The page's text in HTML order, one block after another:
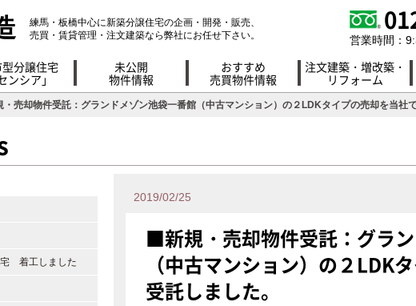
練馬・板橋中心に新築分譲住宅の企画・開発・販売、
売買・賃貸管理・注文建築なら弊社にお任せ下さい。
営業時間：
分譲住宅
ンシア」
未公開
物件情報
おすすめ
売買物件情報
注文建築・増改築・
リフォーム
・売却物件受託：グランドメゾン池袋一番館（中古マンション）の２LDKタイプの売却を当社で
2019/02/25
■新規・売却物件受託：グラ
（中古マンション）の２LDK
受託しました。
宅 着工しました